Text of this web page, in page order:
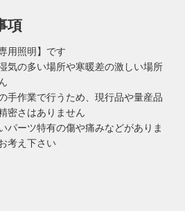
項
用照明】です
気の多い場所や寒暖差の激しい場所
手作業で行うため、現行品や量産品
密さはありません
パーツ特有の傷や痛みなどがありま
考え下さい